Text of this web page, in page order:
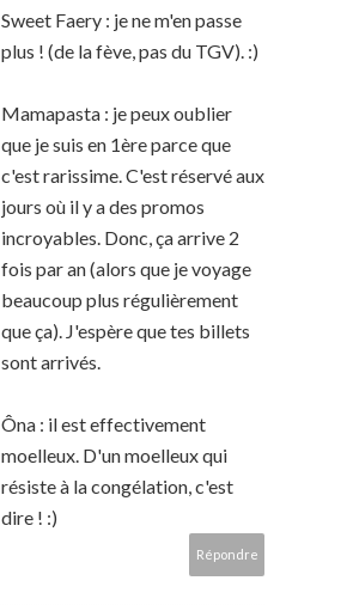
Sweet Faery : je ne m'en passe
plus ! (de la fève, pas du TGV). :)
Mamapasta : je peux oublier
que je suis en 1ère parce que
c'est rarissime. C'est réservé aux
jours où il y a des promos
incroyables. Donc, ça arrive 2
fois par an (alors que je voyage
beaucoup plus régulièrement
que ça). J'espère que tes billets
sont arrivés.
Ôna : il est effectivement
moelleux. D'un moelleux qui
résiste à la congélation, c'est
dire ! :)
Répondre